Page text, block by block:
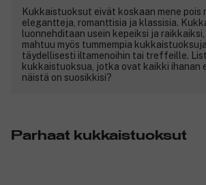
Kukkaistuoksut eivät koskaan mene pois
elegantteja, romanttisia ja klassisia.
luonnehditaan usein kepeiksi ja
mahtuu myös tummempia
täydellisesti iltamenoihin tai treffeille.
kukkaistuoksua, jotka ovat kaikki ihanan
näistä on suosikkisi?
Parhaat kukkaistuoksut